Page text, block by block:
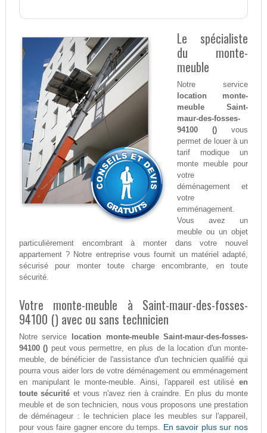
Le spécialiste
du monte-
meuble
Notre service
location monte-
meuble Saint-
maur-des-fosses-
94100 () vous
permet de louer à un
tarif modique un
monte meuble pour
votre
déménagement et
votre
emménagement.
Vous avez un
meuble ou un objet
particulièrement encombrant à monter dans votre nouvel
appartement ? Notre entreprise vous fournit un matériel adapté,
sécurisé pour monter toute charge encombrante, en toute
sécurité.
Votre monte-meuble à Saint-maur-des-fosses-
94100 () avec ou sans technicien
Notre service
location monte-meuble Saint-maur-des-fosses-
94100 () peut vous permettre, en plus de la location d'un monte-
meuble, de bénéficier de l'assistance d'un technicien qualifié qui
pourra vous aider lors de votre déménagement ou emménagement
en manipulant le monte-meuble. Ainsi, l'appareil est utiliséen
toute sécurité et vous n'avez rien à craindre. En plus du monte
meuble et de son technicien, nous vous proposons une prestation
de déménageur : le technicien place les meubles sur l'appareil,
pour vous faire gagner encore du temps. En savoir plus sur nos